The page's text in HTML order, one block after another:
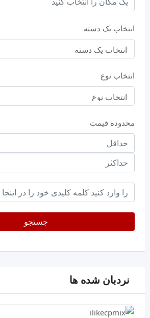
انتخاب یک دسته
انتخاب نوع
محدوده قیمت
حداقل
قیمت
حداکثر
keyword
جستجو
نردبان شده ها